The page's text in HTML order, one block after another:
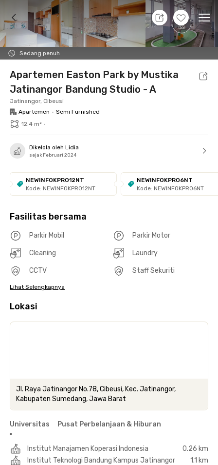
+22
Sedang penuh
10 Agt 26 - Belum tahu
Foto Fasilitas bersama Lokasi Unit Aturan
Apartemen Easton Park by Mustika
Jatinangor Bandung Studio - A
Jatinangor, Cibeusi
Apartemen • Semi Furnished
12.4 m² •
Dikelola oleh Lidia
sejak Februari 2024
NEWINFOKPRO12NT
Kode: NEWINFOKPRO12NT
NEWINFOKPRO6NT
Kode: NEWINFOKPRO6NT
Fasilitas bersama
Parkir Mobil Parkir Motor
Cleaning Laundry
CCTV Staff Sekuriti
Lihat Selengkapnya
Lokasi
Jl. Raya Jatinangor No.78, Cibeusi, Kec. Jatinangor,
Kabupaten Sumedang, Jawa Barat
Universitas Pusat Perbelanjaan & Hiburan
Institut Manajamen Koperasi Indonesia
0.26 km
Institut Teknologi Bandung Kampus Jatinangor
1.1 km